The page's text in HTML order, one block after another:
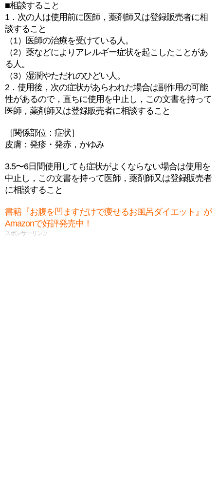
■相談すること
1．次の人は使用前に医師，薬剤師又は登録販売者に相
談すること
（1）医師の治療を受けている人。
（2）薬などによりアレルギー症状を起こしたことがあ
る人。
（3）湿潤やただれのひどい人。
2．使用後，次の症状があらわれた場合は副作用の可能
性があるので，直ちに使用を中止し，この文書を持って
医師，薬剤師又は登録販売者に相談すること
［関係部位：症状］
皮膚：発疹・発赤，かゆみ
3.5〜6日間使用しても症状がよくならない場合は使用を
中止し，この文書を持って医師，薬剤師又は登録販売者
に相談すること
書籍『お腹を凹ますだけで痩せるお風呂ダイエット』が
Amazonで好評発売中！
スポンサーリンク